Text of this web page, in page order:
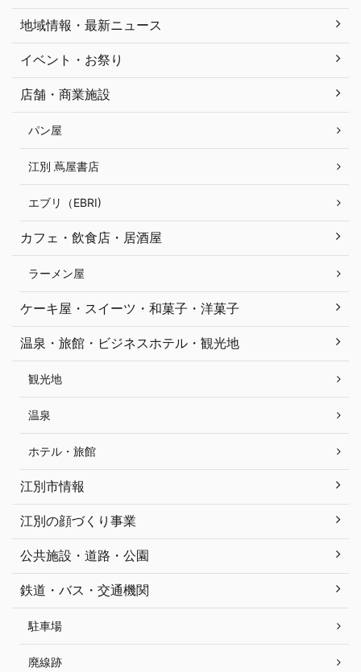
地域情報・最新ニュース
イベント・お祭り
店舗・商業施設
パン屋
江別 蔦屋書店
エブリ（EBRI)
カフェ・飲食店・居酒屋
ラーメン屋
ケーキ屋・スイーツ・和菓子・洋菓子
温泉・旅館・ビジネスホテル・観光地
観光地
温泉
ホテル・旅館
江別市情報
江別の顔づくり事業
公共施設・道路・公園
鉄道・バス・交通機関
駐車場
廃線跡